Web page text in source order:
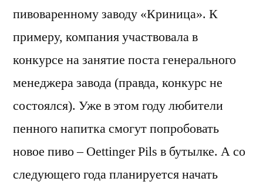
пивоваренному заводу «Криница». К
примеру, компания участвовала в
конкурсе на занятие поста генерального
менеджера завода (правда, конкурс не
состоялся). Уже в этом году любители
пенного напитка смогут попробовать
новое пиво – Oettinger Pils в бутылке. А со
следующего года планируется начать